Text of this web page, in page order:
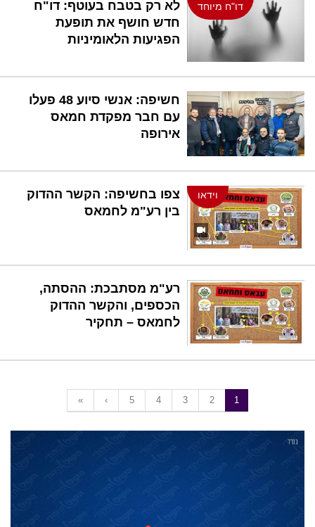
דו"ח מיוחד
לא רק בטבח בעוטף: דו"ח
חדש חושף את תופעת
הפגיעות הלאומיניות
חשיפה: אנשי סיוע 48 פעלו
עם חבר מפקדת חמאס
אירופה
וידאו
צפו בחשיפה: הקשר ההדוק
בין רע"מ לחמאס
רע"מ מסתבכת: ההסתה,
הכספים, והקשר ההדוק
לחמאס – תחקיר
1
2
3
4
5
‹
«